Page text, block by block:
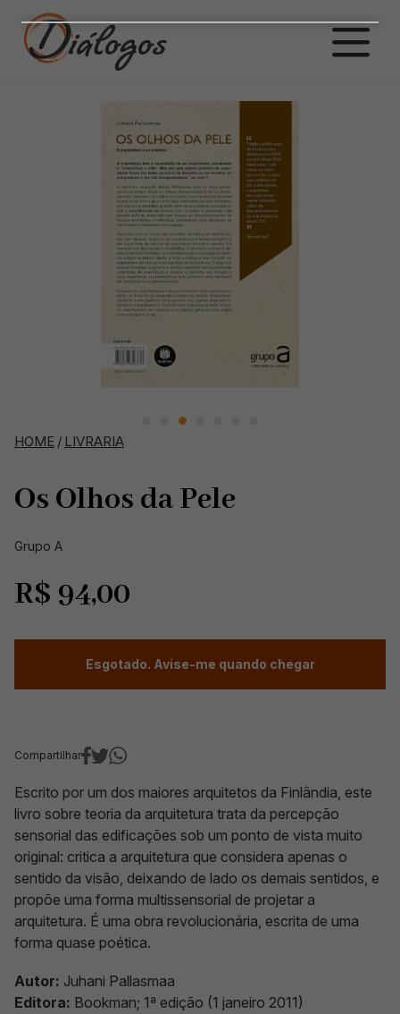
HOME / LIVRARIA
Escrito por um dos maiores arquitetos da Finlândia, este
livro sobre teoria da arquitetura trata da percepção
sensorial das edificações sob um ponto de vista muito
original: critica a arquitetura que considera apenas o
sentido da visão, deixando de lado os demais sentidos, e
propõe uma forma multissensorial de projetar a
arquitetura. É uma obra revolucionária, escrita de uma
forma quase poética.
Autor: Juhani Pallasmaa
Editora: Bookman; 1ª edição (1 janeiro 2011)
Os Olhos da Pele
Grupo A
R$ 94,00
Esgotado. Avise-me quando chegar
Compartilhar